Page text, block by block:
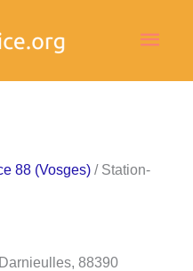
88 (Vosges) / Station-
88390